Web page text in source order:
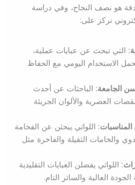
هو نصف النجاح، وفي دراسة
نركز على:
التي تبحث عن عبايات عملية،
الاستخدام اليومي مع الحفاظ
الجامعة:الباحثات عن أحدث
العصرية والألوان الجريئة
اللواتي يبحثن عن الفخامة
والخامات الثقيلة والفاخرة مثل
اللواتي يفضلن العبايات التقليدية
العالية والساتر التام.